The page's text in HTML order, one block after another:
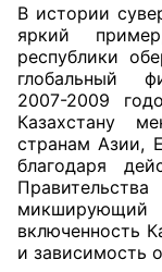
В истории
яркий
республики
глобальный
2007-2009
Казахстану
странам Азии,
благодаря
включенность
и зависимость